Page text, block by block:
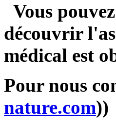
Vous
découvrir
médical est
Pour nous
nature.com))